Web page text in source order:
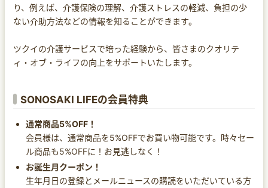
り、例えば、介護保険の理解、介護ストレスの軽減、負担の少
ない介助方法などの情報を知ることができます。
ツクイの介護サービスで培った経験から、皆さまのクオリテ
ィ・オブ・ライフの向上をサポートいたします。
SONOSAKI LIFEの会員特典
通常商品5%OFF！
会員様は、通常商品を5%OFFでお買い物可能です。時々セー
ル商品も5%OFFに！お見逃しなく！
お誕生月クーポン！
生年月日の登録とメールニュースの購読をいただいている方